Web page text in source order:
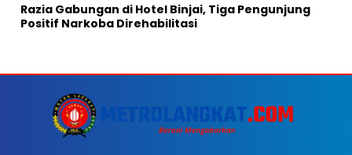
Razia Gabungan di Hotel Binjai, Tiga Pengunjung
Positif Narkoba Direhabilitasi